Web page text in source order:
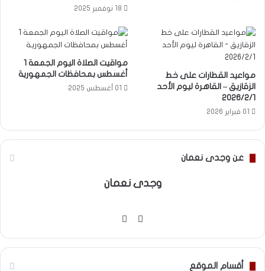
18 نوفمبر 2025
مواعيد القطارات على خط
الزقازيق – القاهرة ليوم الأحد
2026/2/1
01 فبراير 2026
مواقيت الصلاة اليوم الجمعة 1
أغسطس بمحافظات الجمهورية
01 أغسطس 2025
عن وجدى نعمان
وجدى نعمان
موقع
أقسام الموقع